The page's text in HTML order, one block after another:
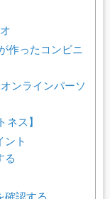
作ったコンビニ
ンラインパーソ
ス】
ント
る